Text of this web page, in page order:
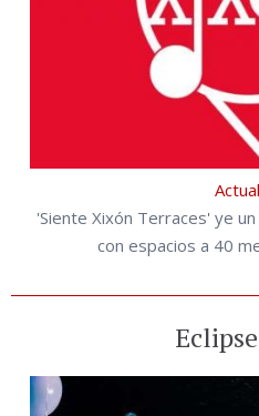
'Siente Xixón Terraces' ye
con espacios a 40